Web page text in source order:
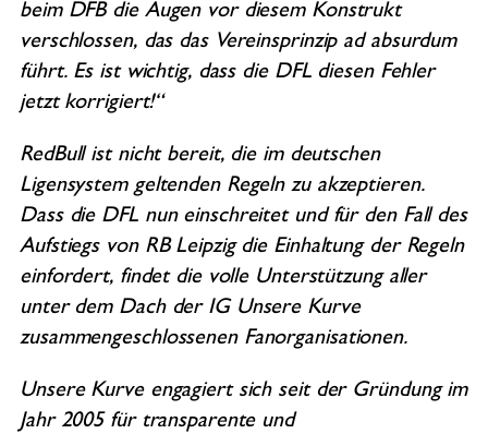
beim DFB die Augen vor diesem Konstrukt
verschlossen, das das Vereinsprinzip ad absurdum
führt. Es ist wichtig, dass die DFL diesen Fehler
jetzt korrigiert!“
RedBull ist nicht bereit, die im deutschen
Ligensystem geltenden Regeln zu akzeptieren.
Dass die DFL nun einschreitet und für den Fall des
Aufstiegs von RB Leipzig die Einhaltung der Regeln
einfordert, findet die volle Unterstützung aller
unter dem Dach der IG Unsere Kurve
zusammengeschlossenen Fanorganisationen.
Unsere Kurve engagiert sich seit der Gründung im
Jahr 2005 für transparente und